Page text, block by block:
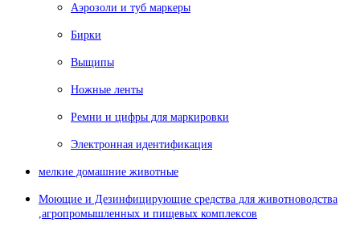
Аэрозоли и туб маркеры
Бирки
Выщипы
Ножные ленты
Ремни и цифры для маркировки
Электронная идентификация
мелкие домашние животные
Моющие и Дезинфицирующие средства для животноводства
,агропромышленных и пищевых комплексов